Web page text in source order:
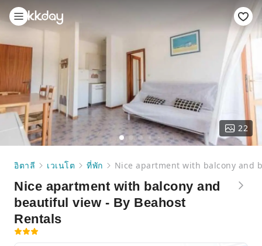
22
อิตาลี เวเนโต ที่พัก Nice apartment with balcony and
Nice apartment with balcony and
beautiful view - By Beahost
Rentals